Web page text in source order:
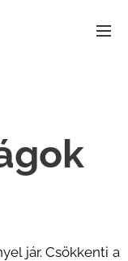
jár. Csökkenti a